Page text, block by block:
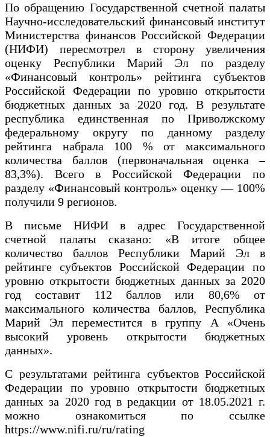
По обращению Государственной счетной палаты
Научно-исследовательский финансовый институт
Министерства финансов Российской Федерации
(НИФИ) пересмотрел в сторону увеличения
оценку Республики Марий Эл по разделу
«Финансовый контроль» рейтинга субъектов
Российской Федерации по уровню открытости
бюджетных данных за 2020 год. В результате
республика единственная по Приволжскому
федеральному округу по данному разделу
рейтинга набрала 100 % от максимального
количества баллов (первоначальная оценка –
83,3%). Всего в Российской Федерации по
разделу «Финансовый контроль» оценку — 100%
получили 9 регионов.
В письме НИФИ в адрес Государственной
счетной палаты сказано: «В итоге общее
количество баллов Республики Марий Эл в
рейтинге субъектов Российской Федерации по
уровню открытости бюджетных данных за 2020
год составит 112 баллов или 80,6% от
максимального количества баллов, Республика
Марий Эл переместится в группу А «Очень
высокий уровень открытости бюджетных
данных».
С результатами рейтинга субъектов Российской
Федерации по уровню открытости бюджетных
данных за 2020 год в редакции от 18.05.2021 г.
можно ознакомиться по ссылке
https://www.nifi.ru/ru/rating